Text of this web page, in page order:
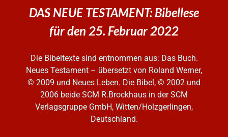
DAS NEUE TESTAMENT: Bibellese
für den 25. Februar 2022
Die Bibeltexte sind entnommen aus: Das Buch.
Neues Testament – übersetzt von Roland Werner,
© 2009 und Neues Leben. Die Bibel, © 2002 und
2006 beide SCM R.Brockhaus in der SCM
Verlagsgruppe GmbH, Witten/Holzgerlingen,
Deutschland.